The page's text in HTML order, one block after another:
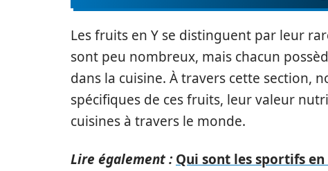
Les fruits en Y se distinguent par leur
sont peu nombreux, mais chacun
dans la cuisine. À travers cette section,
spécifiques de ces fruits, leur valeur
cuisines à travers le monde.
Lire également : Qui sont les sportifs